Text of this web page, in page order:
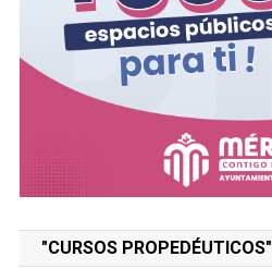
"CURSOS PROPEDÉUTICOS"